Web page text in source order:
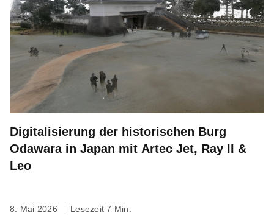
Digitalisierung der historischen Burg
Odawara in Japan mit Artec Jet, Ray II &
Leo
8. Mai 2026 Lesezeit 7 Min.